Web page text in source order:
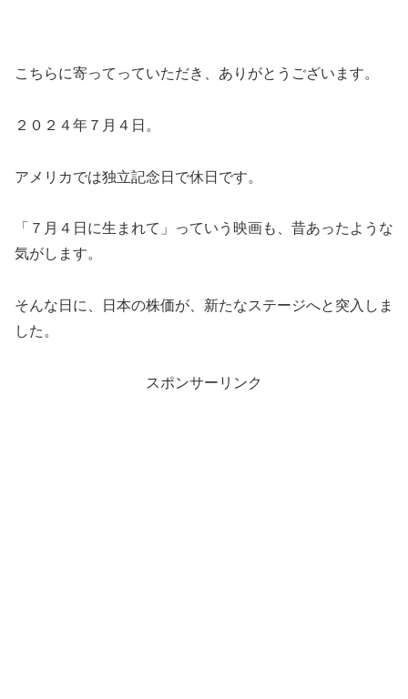
こちらに寄ってっていただき、ありがとうございます。
２０２４年７月４日。
アメリカでは独立記念日で休日です。
「７月４日に生まれて」っていう映画も、昔あったような
気がします。
そんな日に、日本の株価が、新たなステージへと突入しま
した。
スポンサーリンク